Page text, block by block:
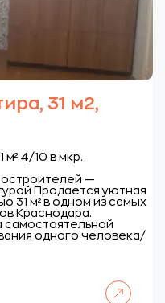
31 м2,
м² 4/10 в мкр.
—
Продается уютная
31 м² в одном из самых
Краснодара.
самостоятельной
одного человека/